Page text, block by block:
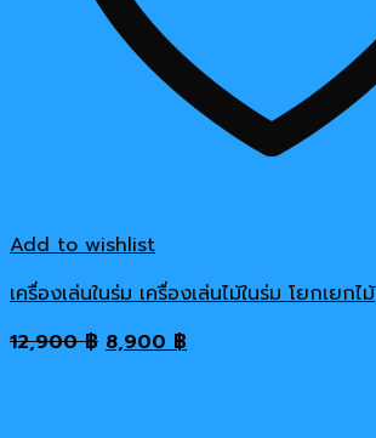
Add to wishlist
เครื่องเล่นในร่ม เครื่องเล่นไม้ในร่ม โยกเยกไม้
12,900฿ Original
8,900฿